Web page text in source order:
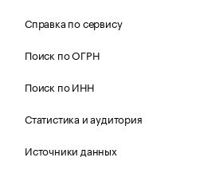
Справка по сервису
Поиск по ОГРН
Поиск по ИНН
Статистика и аудитория
Источники данных